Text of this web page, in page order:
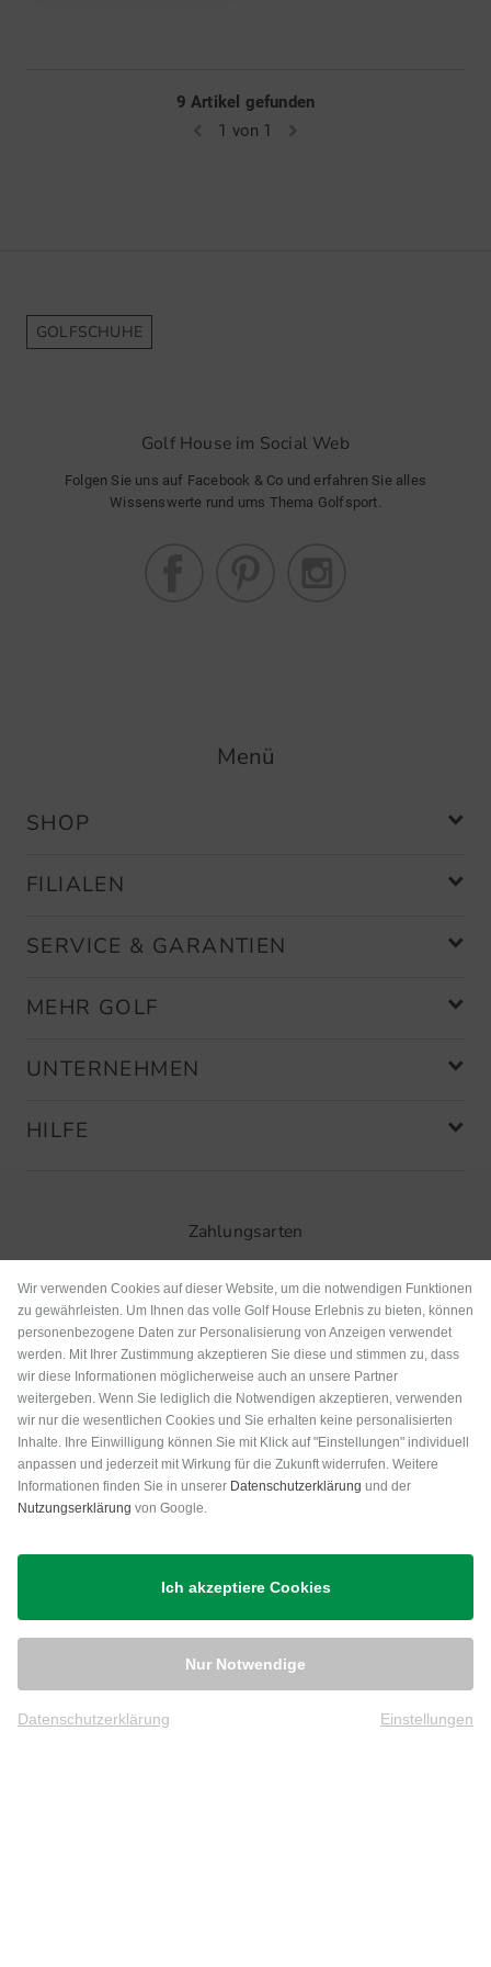
9 Artikel gefunden
1 von 1
GOLFSCHUHE
Golf House im Social Web
Folgen Sie uns auf Facebook & Co und erfahren Sie alles
Wissenswerte rund ums Thema Golfsport.
Menü
SHOP
FILIALEN
SERVICE & GARANTIEN
MEHR GOLF
UNTERNEHMEN
HILFE
Zahlungsarten
Versand
Wir verwenden Cookies auf dieser Website, um die notwendigen Funktionen
zu gewährleisten. Um Ihnen das volle Golf House Erlebnis zu bieten, können
personenbezogene Daten zur Personalisierung von Anzeigen verwendet
werden. Mit Ihrer Zustimmung akzeptieren Sie diese und stimmen zu, dass
wir diese Informationen möglicherweise auch an unsere Partner
weitergeben. Wenn Sie lediglich die Notwendigen akzeptieren, verwenden
wir nur die wesentlichen Cookies und Sie erhalten keine personalisierten
Inhalte. Ihre Einwilligung können Sie mit Klick auf "Einstellungen" individuell
anpassen und jederzeit mit Wirkung für die Zukunft widerrufen. Weitere
Informationen finden Sie in unserer Datenschutzerklärung und der
Nutzungserklärung von Google.
Ich akzeptiere Cookies
Nur Notwendige
Datenschutzerklärung Einstellungen